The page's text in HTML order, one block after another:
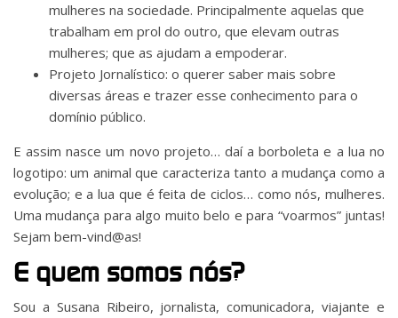
mulheres na sociedade. Principalmente aquelas que
trabalham em prol do outro, que elevam outras
mulheres; que as ajudam a empoderar.
Projeto Jornalístico: o querer saber mais sobre
diversas áreas e trazer esse conhecimento para o
domínio público.
E assim nasce um novo projeto… daí a borboleta e a lua no
logotipo: um animal que caracteriza tanto a mudança como a
evolução; e a lua que é feita de ciclos… como nós, mulheres.
Uma mudança para algo muito belo e para “voarmos” juntas!
Sejam bem-vind@as!
E quem somos nós?
Sou a Susana Ribeiro, jornalista, comunicadora, viajante e